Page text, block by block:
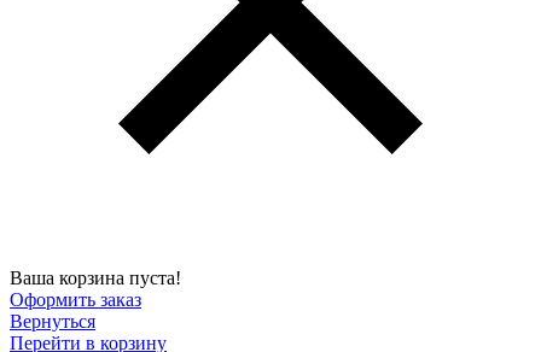
Ваша корзина пуста!
Оформить заказ
Вернуться
Перейти в корзину